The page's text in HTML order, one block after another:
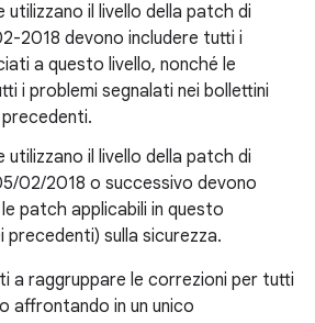
utilizzano il livello della patch di
2018 devono includere tutti i
a questo livello, nonché le
i problemi segnalati nei bollettini
utilizzano il livello della patch di
02/2018 o successivo devono
patch applicabili in questo
precedenti) sulla sicurezza.
a raggruppare le correzioni per tutti
affrontando in un unico